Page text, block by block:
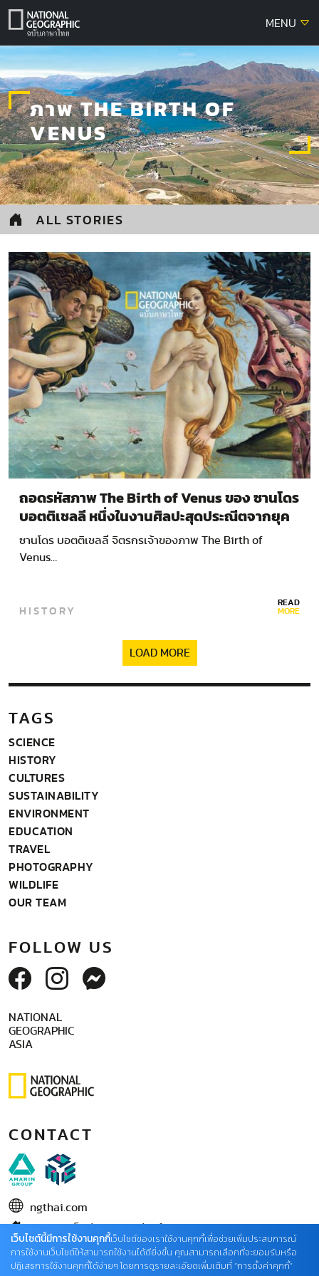
Skip
MENU
ภาพ THE BIRTH OF
VENUS
ALL STORIES
ถอดรหัสภาพ The Birth of Venus ของ ซานโดร
บอตติเชลลี หนึ่งในงานศิลปะสุดประณีตจากยุค
เรเนซองส์
ซานโดร บอตติเชลลี จิตรกรเจ้าของภาพ The Birth of
Venus…
HISTORY READ
MORE
LOAD MORE
TAGS
SCIENCE
HISTORY
CULTURES
SUSTAINABILITY
ENVIRONMENT
EDUCATION
TRAVEL
PHOTOGRAPHY
WILDLIFE
OUR TEAM
FOLLOW US
NATIONAL
GEOGRAPHIC
ASIA
CONTACT
ngthai.com
ในเครือ บริษัท อมรินทร์ คอร์เปอเรชั่นส์ จำกัด (มหาชน)
02 422 9999 ต่อ 4220
เว็บไซต์นี้มีการใช้งานคุกกี้เว็บไซต์ของเราใช้งานคุกกี้เพื่อช่วยเพิ่มประสบการณ์
การใช้งานเว็บไซต์ให้สามารถใช้งานได้ดียิ่งขึ้น คุณสามารถเลือกที่จะยอมรับหรือ
ปฏิเสธการใช้งานคุกกี้ได้ง่ายๆ โดยการดูรายละเอียดเพิ่มเติมที่ “การตั้งค่าคุกกี้”